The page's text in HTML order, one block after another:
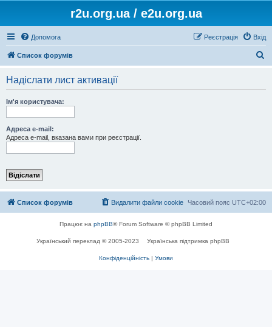
r2u.org.ua / e2u.org.ua
Допомога Вхід
Реєстрація
Список форумів
Надіслати лист активації
Ім'я користувача:
Адреса e-mail:
Адреса e-mail, вказана вами при реєстрації.
Список форумів Часовий пояс UTC+02:00
Видалити файли cookie
Працює на phpBB® Forum Software © phpBB Limited
Український переклад © 2005-2023 Українська підтримка phpBB
Конфіденційність | Умови